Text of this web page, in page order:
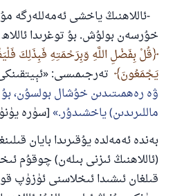
-ئاللاھنىڭ ياخشى ئەمەللەرگە
خۇرسەن بولۇش. بۇ توغرىدا ئاللاھ
قُلْ بِفَضْلِ اللَّهِ وَبِرَحْمَتِهِ فَبِذَلِكَ
يَجْمَعُونَ
تەرجىمىسى:
ۋە رەھمىتىدىن خۇشال بولسۇن، بۇ
ماللىرىدىن) ياخشىدۇر. [سۈرە يۈنۈس 58-
بەندە ئەمەلدە يۇقىرىدا بايان
(ئاللاھنىڭ ئىزنى بىلەن) چوقۇم
قىلغان ئىشىدا ئىخلاسنى ئۈزۈپ